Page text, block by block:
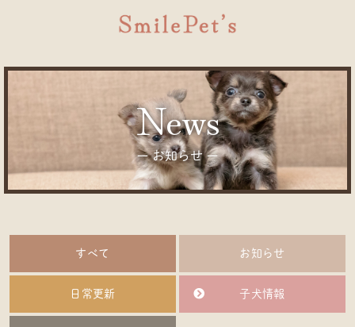
news
ー お知らせ ー
すべて お知らせ
日常更新 子犬情報